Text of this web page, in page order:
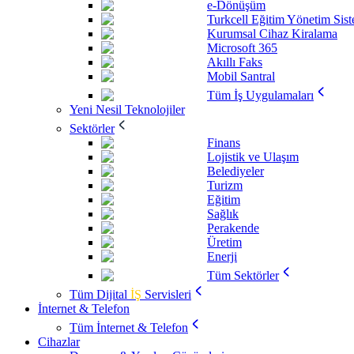
e-Dönüşüm
Turkcell Eğitim Yönetim
Kurumsal Cihaz Kiralama
Microsoft 365
Akıllı Faks
Mobil Santral
Tüm İş Uygulamaları
Yeni Nesil Teknolojiler
Sektörler
Finans
Lojistik ve Ulaşım
Belediyeler
Turizm
Eğitim
Sağlık
Perakende
Üretim
Enerji
Tüm Sektörler
Tüm Dijital İŞ Servisleri
İnternet & Telefon
Tüm İnternet & Telefon
Cihazlar